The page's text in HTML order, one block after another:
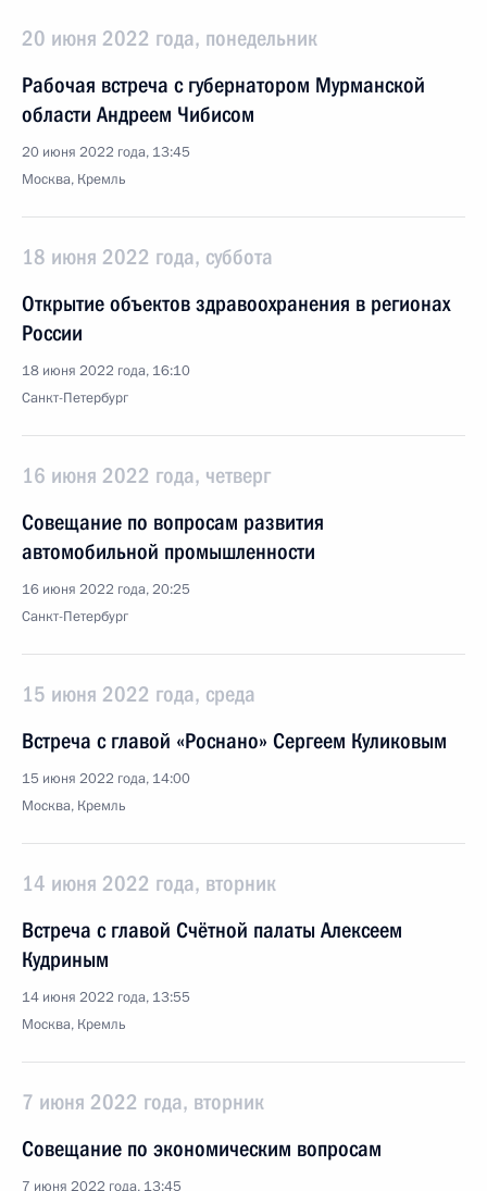
20 июня 2022 года, понедельник
Рабочая встреча с губернатором Мурманской
области Андреем Чибисом
20 июня 2022 года, 13:45
Москва, Кремль
18 июня 2022 года, суббота
Открытие объектов здравоохранения в регионах
России
18 июня 2022 года, 16:10
Санкт-Петербург
16 июня 2022 года, четверг
Совещание по вопросам развития
автомобильной промышленности
16 июня 2022 года, 20:25
Санкт-Петербург
15 июня 2022 года, среда
Встреча с главой «Роснано» Сергеем Куликовым
15 июня 2022 года, 14:00
Москва, Кремль
14 июня 2022 года, вторник
Встреча с главой Счётной палаты Алексеем
Кудриным
14 июня 2022 года, 13:55
Москва, Кремль
7 июня 2022 года, вторник
Совещание по экономическим вопросам
7 июня 2022 года, 13:45